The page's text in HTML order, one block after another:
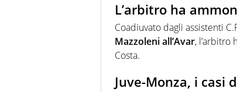
L’arbitro ha
Coadiuvato dagli assistenti
Mazzoleni all’Avar, l’arbitro
Costa.
Juve-Monza, i casi